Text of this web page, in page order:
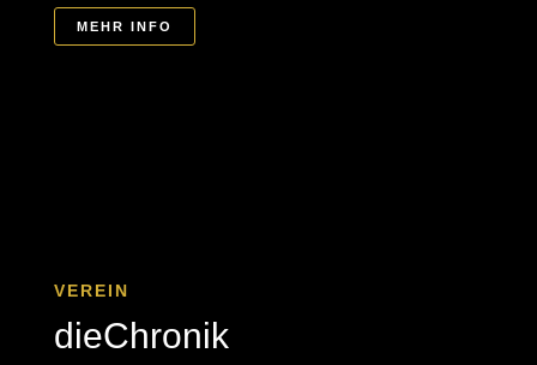
MEHR INFO
VEREIN
dieChronik